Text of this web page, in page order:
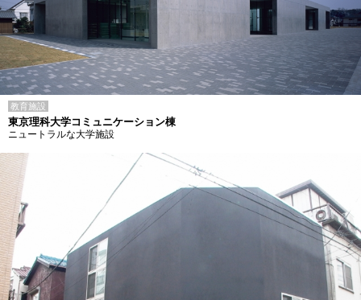
教育施設
東京理科大学コミュニケーション棟
ニュートラルな大学施設